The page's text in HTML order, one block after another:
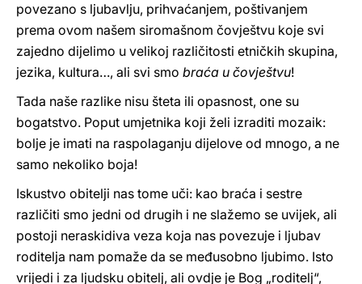
povezano s ljubavlju, prihvaćanjem, poštivanjem
prema ovom našem siromašnom čovještvu koje svi
zajedno dijelimo u velikoj različitosti etničkih skupina,
jezika, kultura…, ali svi smo braća u čovještvu!
Tada naše razlike nisu šteta ili opasnost, one su
bogatstvo. Poput umjetnika koji želi izraditi mozaik:
bolje je imati na raspolaganju dijelove od mnogo, a ne
samo nekoliko boja!
Iskustvo obitelji nas tome uči: kao braća i sestre
različiti smo jedni od drugih i ne slažemo se uvijek, ali
postoji neraskidiva veza koja nas povezuje i ljubav
roditelja nam pomaže da se međusobno ljubimo. Isto
vrijedi i za ljudsku obitelj, ali ovdje je Bog „roditelj“,